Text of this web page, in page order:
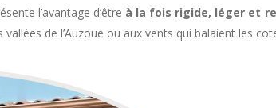
l’avantage d’être à la fois rigide, léger et
de l’Auzoue ou aux vents qui balaient les